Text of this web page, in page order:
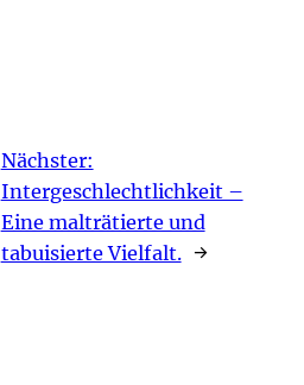
Nächster:
Intergeschlechtlichkeit –
Eine malträtierte und
tabuisierte Vielfalt. →